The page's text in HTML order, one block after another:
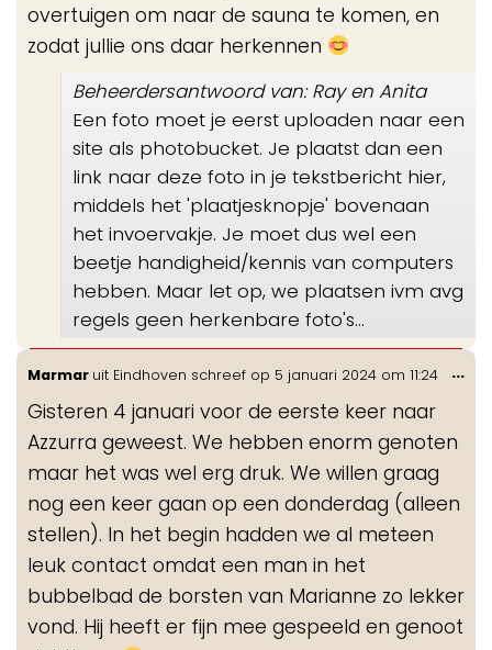
overtuigen om naar de sauna te komen, en
zodat jullie ons daar herkennen
Beheerdersantwoord van: Ray en Anita
Een foto moet je eerst uploaden naar een
site als photobucket. Je plaatst dan een
link naar deze foto in je tekstbericht hier,
middels het 'plaatjesknopje' bovenaan
het invoervakje. Je moet dus wel een
beetje handigheid/kennis van computers
hebben. Maar let op, we plaatsen ivm avg
regels geen herkenbare foto's...
Marmar uit Eindhoven schreef op 5 januari 2024 om 11:24
Gisteren 4 januari voor de eerste keer naar
Azzurra geweest. We hebben enorm genoten
maar het was wel erg druk. We willen graag
nog een keer gaan op een donderdag (alleen
stellen). In het begin hadden we al meteen
leuk contact omdat een man in het
bubbelbad de borsten van Marianne zo lekker
vond. Hij heeft er fijn mee gespeeld en genoot
...